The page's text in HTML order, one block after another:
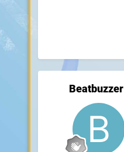
Beatbuzzer